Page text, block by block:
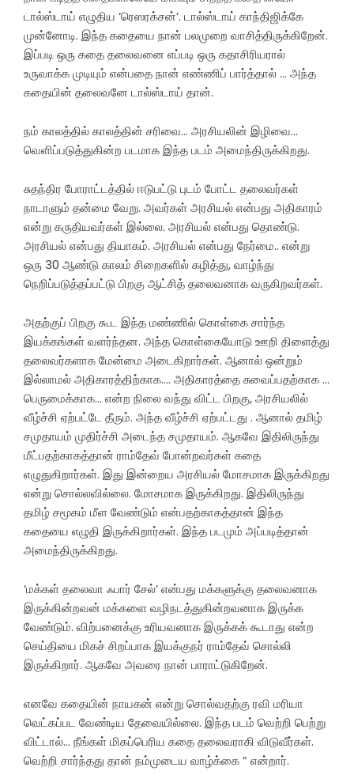
டால்ஸ்டாய் எழுதிய ‘ரெஸரக்சன்’. டால்ஸ்டாய் காந்திஜிக்கே
முன்னோடி. இந்த கதையை நான் பலமுறை வாசித்திருக்கிறேன்.
இப்படி ஒரு கதை தலைவனை எப்படி ஒரு கதாசிரியரால்
உருவாக்க முடியும் என்பதை நான் எண்ணிப் பார்த்தால் … அந்த
கதையின் தலைவனே டால்ஸ்டாய் தான்.
நம் காலத்தில் காலத்தின் சரிவை… அரசியலின் இழிவை…
வெளிப்படுத்துகின்ற படமாக இந்த படம் அமைந்திருக்கிறது.
சுதந்திர போராட்டத்தில் ஈடுபட்டு புடம் போட்ட தலைவர்கள்
நாடாளும் தன்மை வேறு. அவர்கள் அரசியல் என்பது அதிகாரம்
என்று கருதியவர்கள் இல்லை. அரசியல் என்பது தொண்டு.
அரசியல் என்பது தியாகம். அரசியல் என்பது நேர்மை.. என்று
ஒரு 30 ஆண்டு காலம் சிறைகளில் கழித்து, வாழ்ந்து
நெறிப்படுத்தப்பட்டு பிறகு ஆட்சித் தலைவனாக வருகிறவர்கள்.
அதற்குப் பிறகு கூட இந்த மண்ணில் கொள்கை சார்ந்த
இயக்கங்கள் வளர்ந்தன. அந்த கொள்கையோடு ஊறி திளைத்து
தலைவர்களாக மேன்மை அடைகிறார்கள். ஆனால் ஒன்றும்
இல்லாமல் அதிகாரத்திற்காக…. அதிகாரத்தை சுவைப்பதற்காக …
பெருமைக்காக… என்ற நிலை வந்து விட்ட பிறகு, அரசியலில்
வீழ்ச்சி ஏற்பட்டே தீரும். அந்த வீழ்ச்சி ஏற்பட்டது . ஆனால் தமிழ்
சமுதாயம் முதிர்ச்சி அடைந்த சமுதாயம். ஆகவே இதிலிருந்து
மீட்பதற்காகத்தான் ராம்தேவ் போன்றவர்கள் கதை
எழுதுகிறார்கள். இது இன்றைய அரசியல் மோசமாக இருக்கிறது
என்று சொல்லவில்லை. மோசமாக இருக்கிறது. இதிலிருந்து
தமிழ் சமூகம் மீள வேண்டும் என்பதற்காகத்தான் இந்த
கதையை எழுதி இருக்கிறார்கள். இந்த படமும் அப்படித்தான்
அமைந்திருக்கிறது.
‘மக்கள் தலைவா ஃபார் சேல்’ என்பது மக்களுக்கு தலைவனாக
இருக்கின்றவன் மக்களை வழிநடத்துகின்றவனாக இருக்க
வேண்டும். விற்பனைக்கு உரியவனாக இருக்கக் கூடாது என்ற
செய்தியை மிகச் சிறப்பாக இயக்குநர் ராம்தேவ் சொல்லி
இருக்கிறார். ஆகவே அவரை நான் பாராட்டுகிறேன்.
எனவே கதையின் நாயகன் என்று சொல்வதற்கு ரவி மரியா
வெட்கப்பட வேண்டிய தேவையில்லை. இந்த படம் வெற்றி பெற்று
விட்டால்… நீங்கள் மிகப்பெரிய கதை தலைவராகி விடுவீர்கள்.
வெற்றி சார்ந்தது தான் நம்முடைய வாழ்க்கை ” என்றார்.